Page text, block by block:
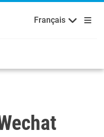
Français Русский
EspañolFrançais